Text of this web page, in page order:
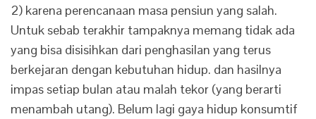
2) karena perencanaan masa pensiun yang salah.
Untuk sebab terakhir tampaknya memang tidak ada
yang bisa disisihkan dari penghasilan yang terus
berkejaran dengan kebutuhan hidup. dan hasilnya
impas setiap bulan atau malah tekor (yang berarti
menambah utang). Belum lagi gaya hidup konsumtif